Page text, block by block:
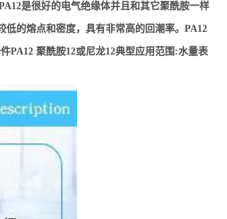
是很好的电气绝缘体并且和其它聚酰胺一样
的熔点和密度，具有非常高的回潮率。PA12
PA12 聚酰胺12或尼龙12典型应用范围:水量表